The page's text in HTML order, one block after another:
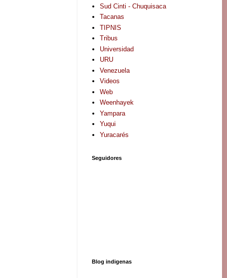
Sud Cinti - Chuquisaca
Tacanas
TIPNIS
Tribus
Universidad
URU
Venezuela
Videos
Web
Weenhayek
Yampara
Yuqui
Yuracarés
Seguidores
Blog indigenas